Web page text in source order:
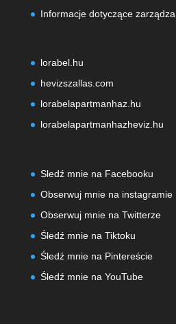
Informacje dotyczące
lorabel.hu
hevizszallas.com
lorabelapartmanhaz.hu
lorabelapartmanhazheviz.hu
Sledź mnie na Facebooku
Obserwuj mnie na instagramie
Obserwuj mnie na Twitterze
Śledź mnie na Tiktoku
Śledź mnie na Pintereście
Śledź mnie na YouTube